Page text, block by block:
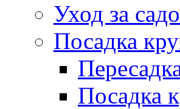
Уход за
Посадка
Посадка